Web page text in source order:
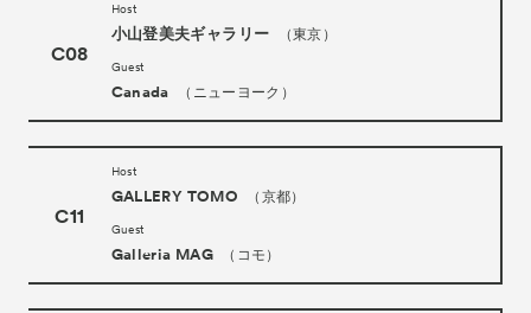
C08
Host
小山登美夫ギャラリー （東京）
Guest
Canada （ニューヨーク）
C11
Host
GALLERY TOMO （京都）
Guest
Galleria MAG （コモ）